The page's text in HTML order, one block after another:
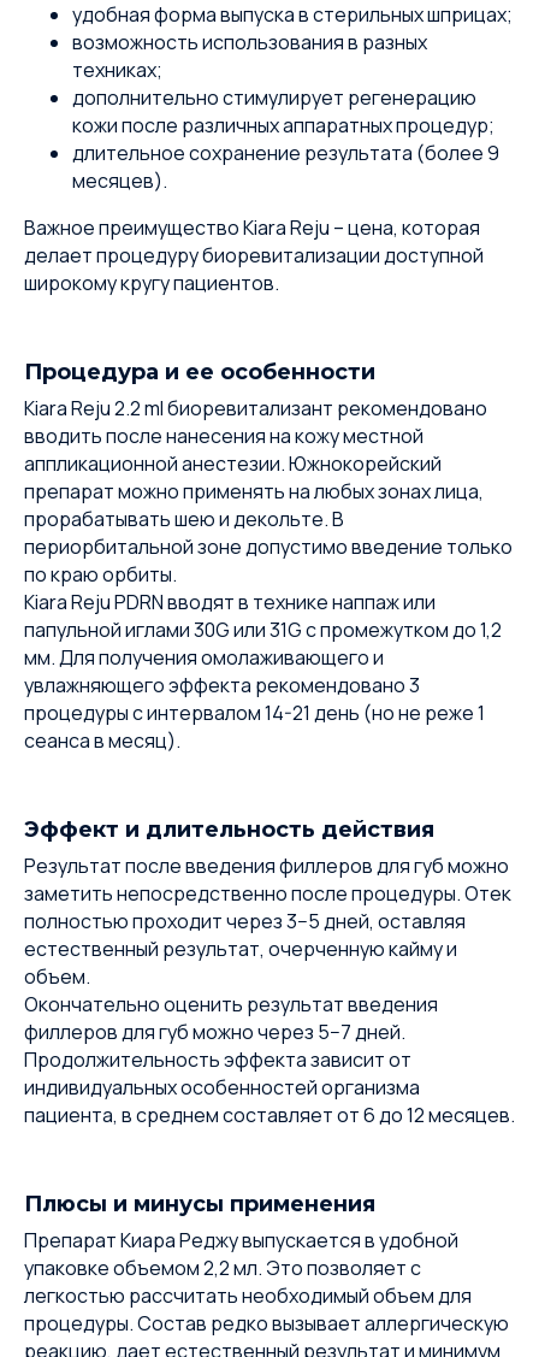
удобная форма выпуска в стерильных шприцах;
возможность использования в разных
техниках;
дополнительно стимулирует регенерацию
кожи после различных аппаратных процедур;
длительное сохранение результата (более 9
месяцев).
Важное преимущество Kiara Reju – цена, которая
делает процедуру биоревитализации доступной
широкому кругу пациентов.
Процедура и ее особенности
Kiara Reju 2.2 ml биоревитализант рекомендовано
вводить после нанесения на кожу местной
аппликационной анестезии. Южнокорейский
препарат можно применять на любых зонах лица,
прорабатывать шею и декольте. В
периорбитальной зоне допустимо введение только
по краю орбиты.
Kiara Reju PDRN вводят в технике наппаж или
папульной иглами 30G или 31G с промежутком до 1,2
мм. Для получения омолаживающего и
увлажняющего эффекта рекомендовано 3
процедуры с интервалом 14-21 день (но не реже 1
сеанса в месяц).
Эффект и длительность действия
Результат после введения филлеров для губ можно
заметить непосредственно после процедуры. Отек
полностью проходит через 3−5 дней, оставляя
естественный результат, очерченную кайму и
объем.
Окончательно оценить результат введения
филлеров для губ можно через 5−7 дней.
Продолжительность эффекта зависит от
индивидуальных особенностей организма
пациента, в среднем составляет от 6 до 12 месяцев.
Плюсы и минусы применения
Препарат Киара Реджу выпускается в удобной
упаковке объемом 2,2 мл. Это позволяет с
легкостью рассчитать необходимый объем для
процедуры. Состав редко вызывает аллергическую
реакцию, дает естественный результат и минимум